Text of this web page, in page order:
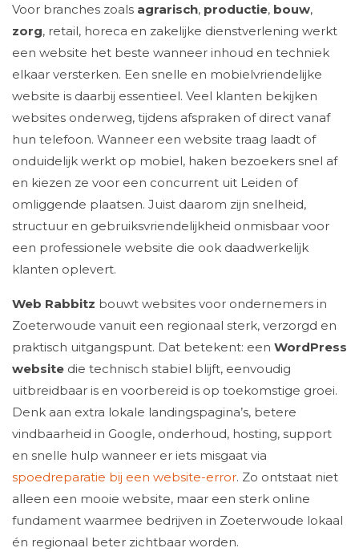
Voor branches zoals agrarisch, productie, bouw,
zorg, retail, horeca en zakelijke dienstverlening werkt
een website het beste wanneer inhoud en techniek
elkaar versterken. Een snelle en mobielvriendelijke
website is daarbij essentieel. Veel klanten bekijken
websites onderweg, tijdens afspraken of direct vanaf
hun telefoon. Wanneer een website traag laadt of
onduidelijk werkt op mobiel, haken bezoekers snel af
en kiezen ze voor een concurrent uit Leiden of
omliggende plaatsen. Juist daarom zijn snelheid,
structuur en gebruiksvriendelijkheid onmisbaar voor
een professionele website die ook daadwerkelijk
klanten oplevert.
Web Rabbitz bouwt websites voor ondernemers in
Zoeterwoude vanuit een regionaal sterk, verzorgd en
praktisch uitgangspunt. Dat betekent: een WordPress
website die technisch stabiel blijft, eenvoudig
uitbreidbaar is en voorbereid is op toekomstige groei.
Denk aan extra lokale landingspagina’s, betere
vindbaarheid in Google, onderhoud, hosting, support
en snelle hulp wanneer er iets misgaat via
spoedreparatie bij een website-error. Zo ontstaat niet
alleen een mooie website, maar een sterk online
fundament waarmee bedrijven in Zoeterwoude lokaal
én regionaal beter zichtbaar worden.